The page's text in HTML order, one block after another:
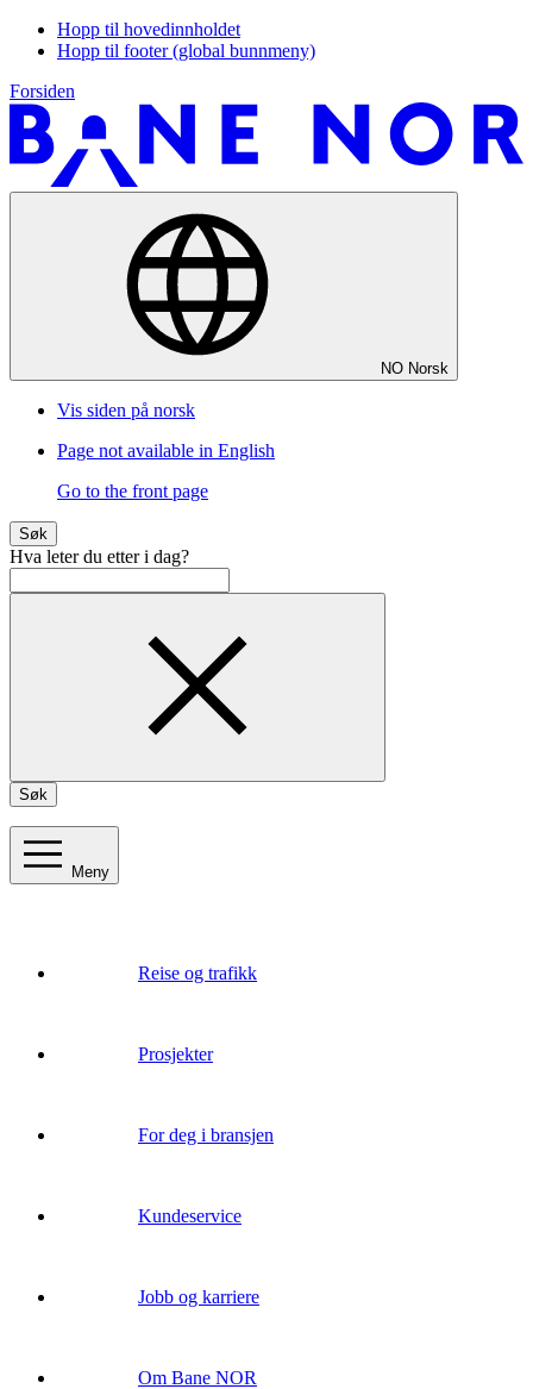
Hopp til hovedinnholdet
Hopp til footer (global bunnmeny)
Forsiden
NO Norsk
Vis siden på norsk
Page not available in English
Go to the front page
Søk
Hva leter du etter i dag?
Søk
Meny
Reise og trafikk
Prosjekter
For deg i bransjen
Kundeservice
Jobb og karriere
Om Bane NOR